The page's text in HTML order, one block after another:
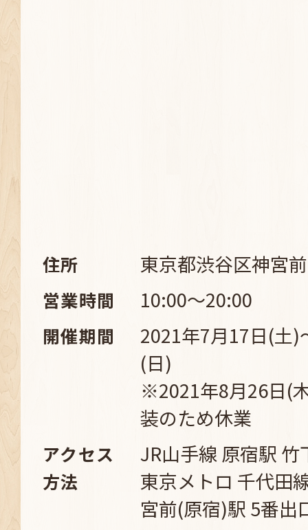
住所 東京都渋谷区神宮
営業時間 10:00～20:00
開催期間
2021年7月17日(土
(日)
※2021年8月26日(
装のため休業
アクセス
方法
JR山手線 原宿駅
東京メトロ 千代田
宮前(原宿)駅 5番出